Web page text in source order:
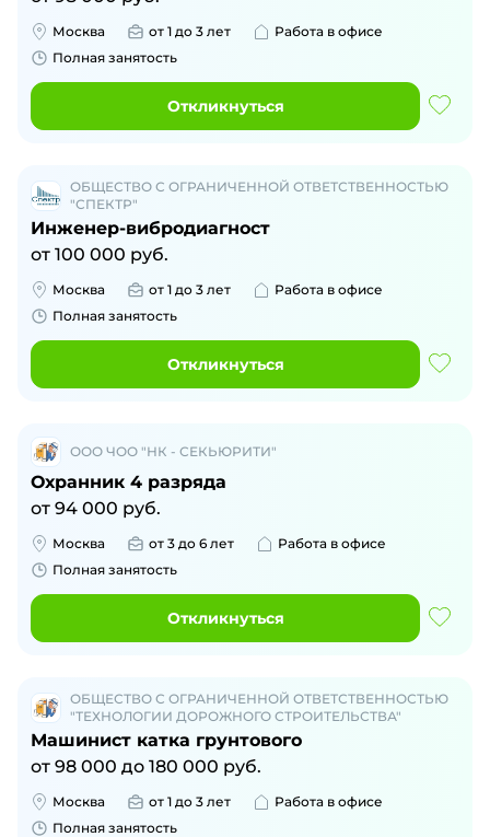
Москва от 1 до 3 лет
Работа в офисе
Полная занятость
Откликнуться
ОБЩЕСТВО С ОГРАНИЧЕННОЙ ОТВЕТСТВЕННОСТЬЮ
"СПЕКТР"
Инженер-вибродиагност
от 100 000 руб.
Москва от 1 до 3 лет
Работа в офисе
Полная занятость
Откликнуться
ООО ЧОО "НК - СЕКЬЮРИТИ"
Охранник 4 разряда
от 94 000 руб.
Москва от 3 до 6 лет
Работа в офисе
Полная занятость
Откликнуться
ОБЩЕСТВО С ОГРАНИЧЕННОЙ ОТВЕТСТВЕННОСТЬЮ
"ТЕХНОЛОГИИ ДОРОЖНОГО СТРОИТЕЛЬСТВА"
Машинист катка грунтового
от 98 000 до 180 000 руб.
Москва от 1 до 3 лет
Работа в офисе
Полная занятость